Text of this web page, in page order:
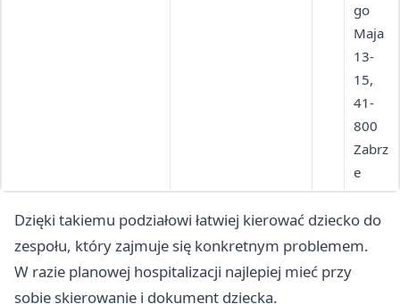
go
Maja
13-
15,
41-
800
Zabrz
e
Dzięki takiemu podziałowi łatwiej kierować dziecko do
zespołu, który zajmuje się konkretnym problemem.
W razie planowej hospitalizacji najlepiej mieć przy
sobie skierowanie i dokument dziecka.